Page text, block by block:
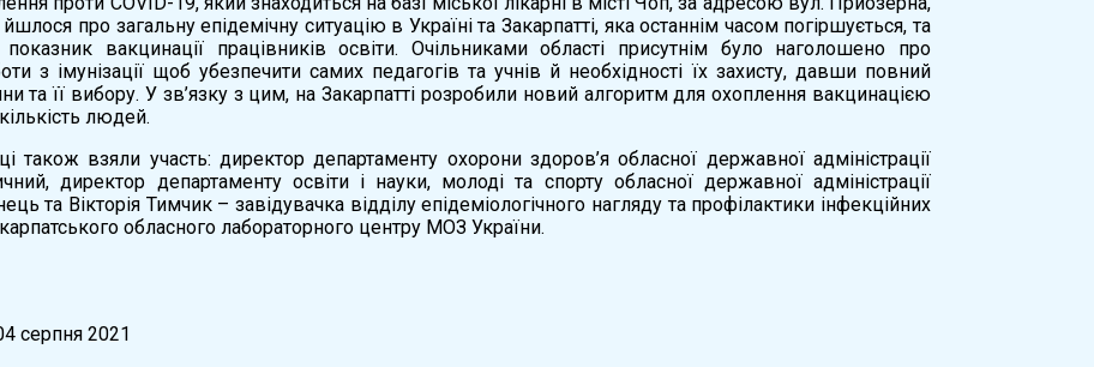
про загальну епідемічну ситуацію в Україні та Закарпатті, яка останнім часом погіршується, та
вакцинації працівників освіти. Очільниками області присутнім було наголошено про
з імунізації щоб убезпечити самих педагогів та учнів й необхідності їх захисту, давши повний
та її вибору. У зв’язку з цим, на Закарпатті розробили новий алгоритм для охоплення вакцинацією
людей.
також взяли участь: директор департаменту охорони здоров’я обласної державної адміністрації
директор департаменту освіти і науки, молоді та спорту обласної державної адміністрації
та Вікторія Тимчик – завідувачка відділу епідеміологічного нагляду та профілактики інфекційних
обласного лабораторного центру МОЗ України.
серпня 2021